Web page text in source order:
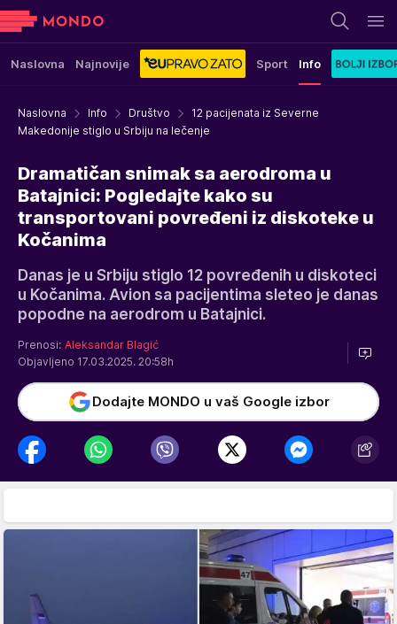
Naslovna Najnovije Sport Info
Naslovna Info Društvo
12 pacijenata iz Severne
Makedonije stiglo u Srbiju na lečenje
Dramatičan snimak sa aerodroma u
Batajnici: Pogledajte kako su
transportovani povređeni iz diskoteke u
Kočanima
Danas je u Srbiju stiglo 12 povređenih u diskoteci
u Kočanima. Avion sa pacijentima sleteo je danas
popodne na aerodrom u Batajnici.
Prenosi: Aleksandar Blagić
Objavljeno 17.03.2025. 20:58h
Dodajte MONDO u vaš Google izbor